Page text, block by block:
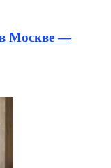
в Москве —